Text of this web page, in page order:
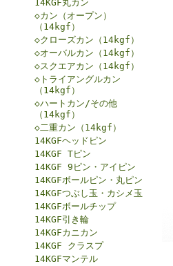
14KGF丸カン
◇カン（オープン）
（14kgf）
◇クローズカン（14kgf）
◇オーバルカン（14kgf）
◇スクエアカン（14kgf）
◇トライアングルカン
（14kgf）
◇ハートカン/その他
（14kgf）
◇二重カン（14kgf）
14KGFヘッドピン
14KGF Tピン
14KGF 9ピン・アイピン
14KGFボールピン・丸ピン
14KGFつぶし玉・カシメ玉
14KGFボールチップ
14KGF引き輪
14KGFカニカン
14KGF クラスプ
14KGFマンテル